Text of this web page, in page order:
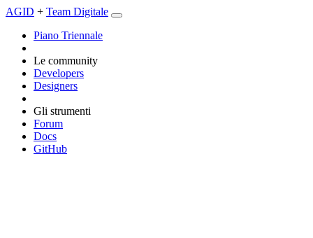
AGID + Team Digitale
Piano Triennale
Le community
Developers
Designers
Gli strumenti
Forum
Docs
GitHub